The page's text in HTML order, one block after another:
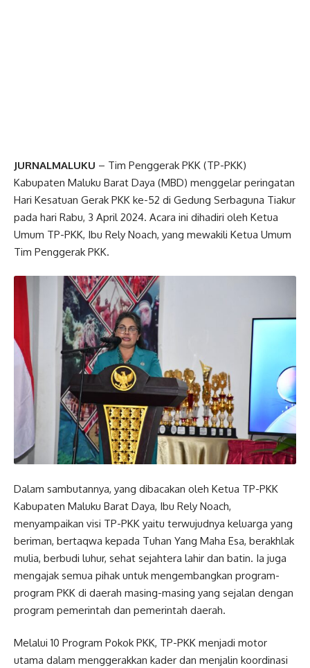
JURNALMALUKU – Tim Penggerak PKK (TP-PKK)
Kabupaten Maluku Barat Daya (MBD) menggelar peringatan
Hari Kesatuan Gerak PKK ke-52 di Gedung Serbaguna Tiakur
pada hari Rabu, 3 April 2024. Acara ini dihadiri oleh Ketua
Umum TP-PKK, Ibu Rely Noach, yang mewakili Ketua Umum
Tim Penggerak PKK.
Dalam sambutannya, yang dibacakan oleh Ketua TP-PKK
Kabupaten Maluku Barat Daya, Ibu Rely Noach,
menyampaikan visi TP-PKK yaitu terwujudnya keluarga yang
beriman, bertaqwa kepada Tuhan Yang Maha Esa, berakhlak
mulia, berbudi luhur, sehat sejahtera lahir dan batin. Ia juga
mengajak semua pihak untuk mengembangkan program-
program PKK di daerah masing-masing yang sejalan dengan
program pemerintah dan pemerintah daerah.
Melalui 10 Program Pokok PKK, TP-PKK menjadi motor
utama dalam menggerakkan kader dan menjalin koordinasi